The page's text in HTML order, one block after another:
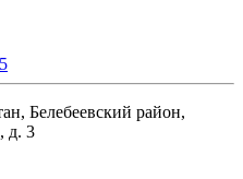
Белебеевский район,
д. 3